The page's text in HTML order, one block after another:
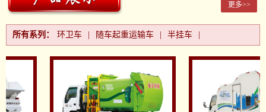
更多>>
所有系列： 环卫车 随车起重运输车 半挂车